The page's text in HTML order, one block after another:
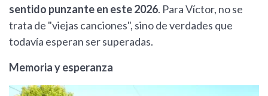
sentido punzante en este 2026. Para Víctor, no se
trata de "viejas canciones", sino de verdades que
todavía esperan ser superadas.
Memoria y esperanza